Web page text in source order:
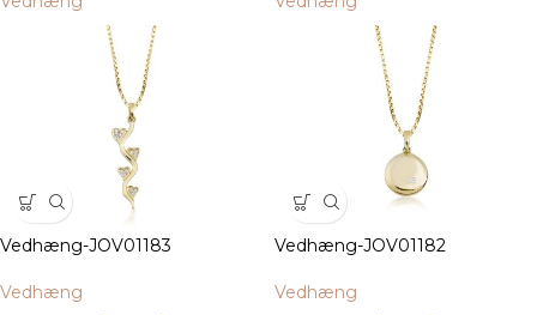
Vedhæng-JOV01183
Vedhæng
Vedhæng-JOV01182
Vedhæng